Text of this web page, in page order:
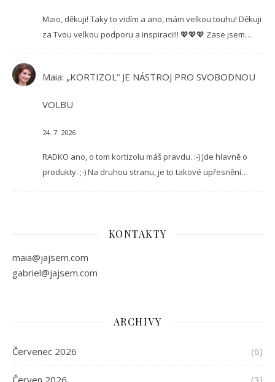
Maio, děkuji! Taky to vidím a ano, mám velkou touhu! Děkuji
za Tvou velkou podporu a inspiraci!!! 💖💖💖 Zase jsem…
Maia: „KORTIZOL“ JE NÁSTROJ PRO SVOBODNOU
VOLBU
24. 7. 2026
RADKO ano, o tom kortizolu máš pravdu. :-) Jde hlavně o
produkty. ;-) Na druhou stranu, je to takové upřesnění…
KONTAKTY
maia@jajsem.com
gabriel@jajsem.com
ARCHIVY
Červenec 2026 (6)